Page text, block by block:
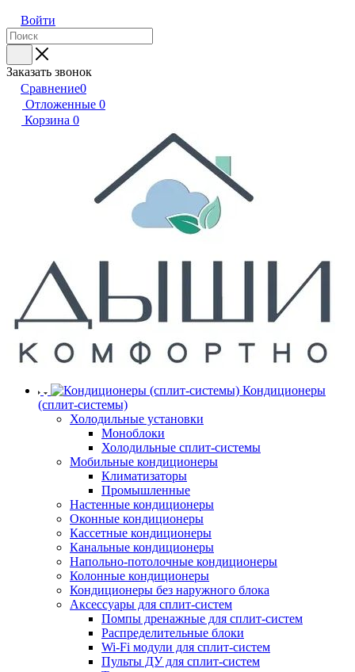
Войти
Заказать звонок
Сравнение0
Отложенные 0
Корзина 0
Кондиционеры
(сплит-системы)
Холодильные установки
Моноблоки
Холодильные сплит-системы
Мобильные кондиционеры
Климатизаторы
Промышленные
Настенные кондиционеры
Оконные кондиционеры
Кассетные кондиционеры
Канальные кондиционеры
Напольно-потолочные кондиционеры
Колонные кондиционеры
Кондиционеры без наружного блока
Аксессуары для сплит-систем
Помпы дренажные для сплит-систем
Распределительные блоки
Wi-Fi модули для сплит-систем
Пульты ДУ для сплит-систем